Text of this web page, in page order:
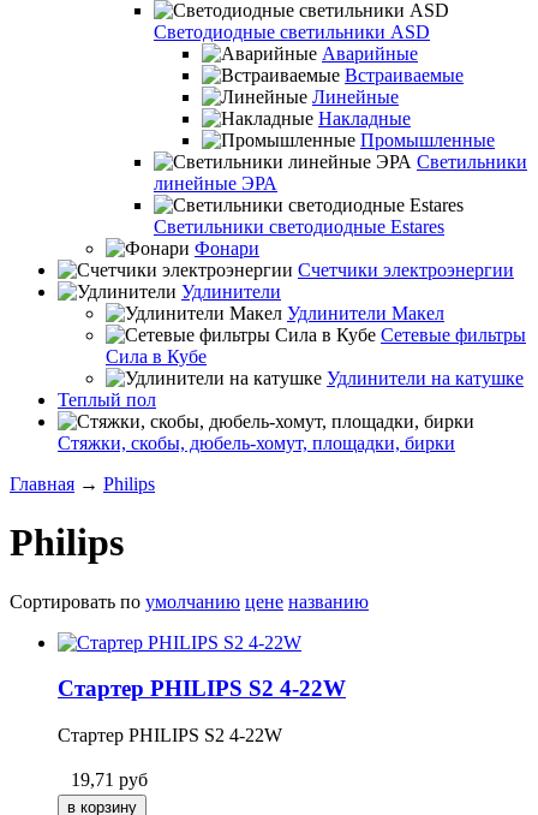
Светодиодные светильники ASD
Аварийные
Встраиваемые
Линейные
Накладные
Промышленные
Светильники
линейные ЭРА
Светильники светодиодные Estares
Фонари
Счетчики электроэнергии
Удлинители
Удлинители Макел
Сетевые фильтры
Сила в Кубе
Удлинители на катушке
Теплый пол
Стяжки, скобы, дюбель-хомут, площадки, бирки
Главная → Philips
Philips
Сортировать по умолчанию цене названию
Стартер PHILIPS S2 4-22W
Стартер PHILIPS S2 4-22W
19,71 руб